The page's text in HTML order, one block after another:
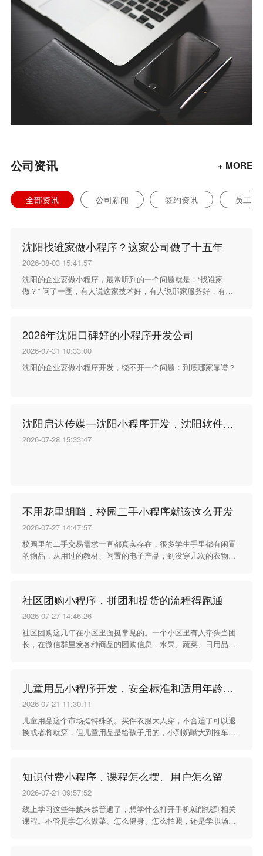
公司资讯 + MORE
全部资讯 公司新闻 签约资讯 员工天
沈阳找谁家做小程序？这家公司做了十五年
2026-08-03 15:41:57
沈阳的企业要做小程序，最常听到的一个问题就是：“找谁家
做？” 问了一圈，有人说这家技术好，有人说那家服务好，有人
2026年沈阳口碑好的小程序开发公司
2026-07-31 10:33:00
沈阳的企业要做小程序开发，绕不开一个问题：到底哪家靠谱？
沈阳启达传媒—沈阳小程序开发，沈阳软件开发
2026-07-28 15:33:47
不用花里胡哨，校园二手小程序就该这么开发
2026-07-27 14:47:57
校园里的二手交易需求一直都真实存在，很多学生手里都有闲置
的物品，从用过的教材、闲置的电子产品，到没穿几次的衣物、
西的时候要翻很久的聊天记录，发布的消息没几天就被新内容顶
没了，交易双方也很难快速对上时间和地点，整个过程效率很
的二手商品小程序，就是为了把这些零散的交易需求收拢起来，
给学生提供一个更顺手的线上交易空间。
社区团购小程序，拼团和提货的流程得跑通
2026-07-27 14:46:26
社区团购这几年在小区里面挺常见的。一个小区里有人牵头当团
长，在微信群里发各种商品的团购信息，水果、蔬菜、日用品、
时间，下了楼就能拿到。但群接龙的方式有个问题，就是统计起
来特别麻烦，谁报了谁没报、谁付了钱谁还没付，靠群里一条条
消息来回对，漏单错单的情况不少。
儿童用品小程序开发，安全标准和适用年龄得标清楚
2026-07-21 11:30:11
儿童用品这个市场挺特殊的。买件衣服大人穿，不合适了可以退
换或者将就穿，但儿童用品是给孩子用的，小到奶嘴大到推车，
商城在儿童用品行业里用得不少，但这类小程序开发的时候，得
把产品安全标准和适用年龄这两个核心信息做足做好。
知识付费小程序，课程怎么摆、用户怎么留
2026-07-21 09:57:52
线上学习这些年越来越普遍了，想学什么打开手机就能找到相关
课程。不管是学怎么做菜、怎么健身、怎么拍照，还是学职场技